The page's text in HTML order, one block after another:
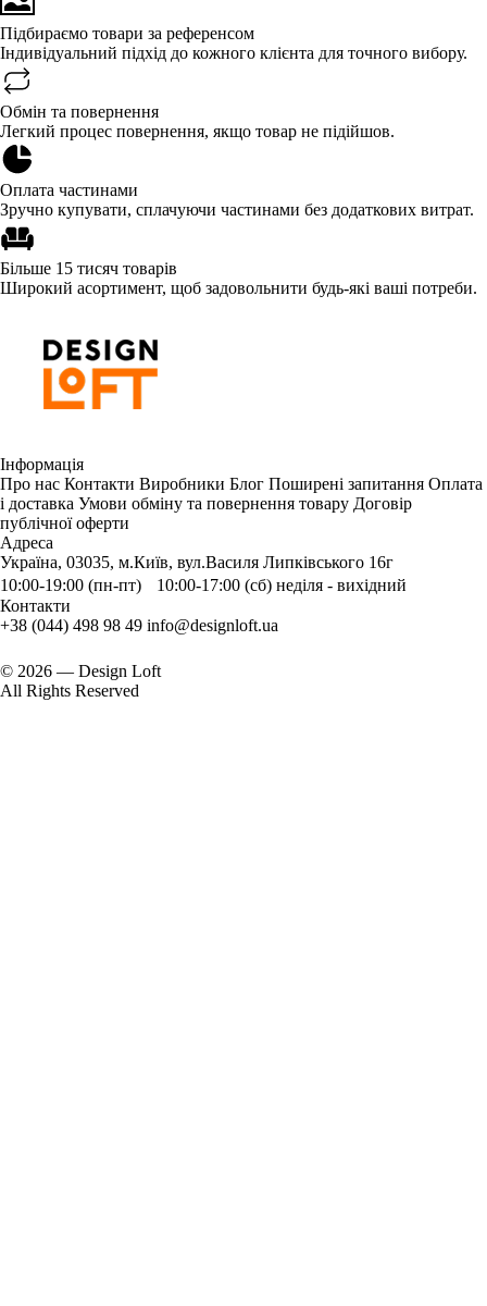
Підбираємо товари за референсом
Індивідуальний підхід до кожного клієнта для точного вибору.
Обмін та повернення
Легкий процес повернення, якщо товар не підійшов.
Оплата частинами
Зручно купувати, сплачуючи частинами без додаткових витрат.
Більше 15 тисяч товарів
Широкий асортимент, щоб задовольнити будь-які ваші потреби.
Інформація
Про нас Контакти Виробники Блог Поширені запитання Оплата
і доставка Умови обміну та повернення товару Договір
публічної оферти
Адреса
Україна, 03035, м.Київ, вул.Василя Липківського 16г
10:00-19:00 (пн-пт) 10:00-17:00 (сб) неділя - вихідний
Контакти
+38 (044) 498 98 49 info@designloft.ua
© 2026 — Design Loft
All Rights Reserved